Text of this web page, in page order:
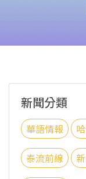
新聞分類
華語情報
泰流前線